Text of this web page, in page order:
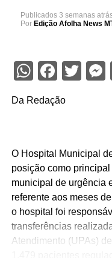
Publicados 3 semanas
Por Edição Afolha News
Da Redação
O Hospital Municipal
posição como
municipal de urgência
referente aos meses
o hospital foi
transferências
Atendimento (UPAs)